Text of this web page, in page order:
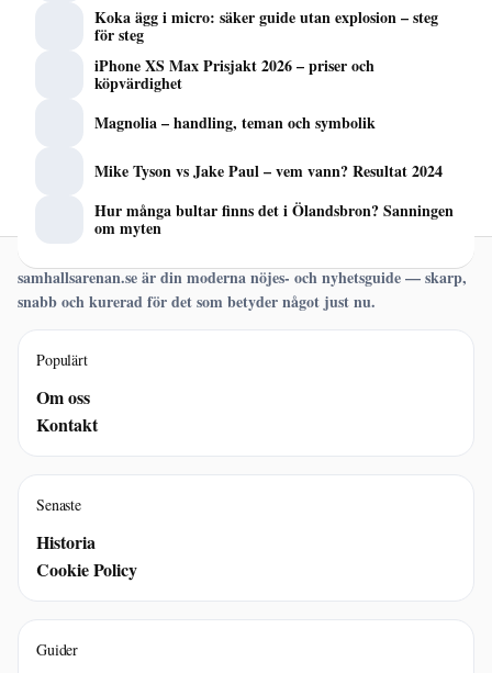
Koka ägg i micro: säker guide utan explosion – steg
för steg
iPhone XS Max Prisjakt 2026 – priser och
köpvärdighet
Magnolia – handling, teman och symbolik
Mike Tyson vs Jake Paul – vem vann? Resultat 2024
Hur många bultar finns det i Ölandsbron? Sanningen
om myten
samhallsarenan.se är din moderna nöjes- och nyhetsguide — skarp,
snabb och kurerad för det som betyder något just nu.
Populärt
Om oss
Kontakt
Senaste
Historia
Cookie Policy
Guider